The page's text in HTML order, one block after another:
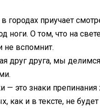
городах приучает
ноги. О том, что на
не вспомнит.
друг друга, мы
— это знаки препинания
как и в тексте, не